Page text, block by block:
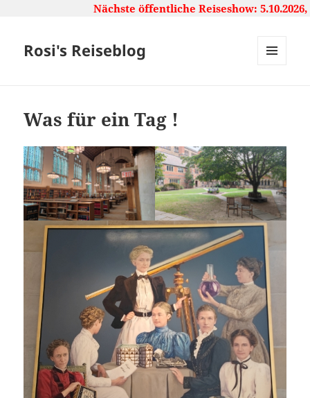
Nächste öffentliche Reiseshow: 5.10.2026,
Rosi's Reiseblog
Was für ein Tag !